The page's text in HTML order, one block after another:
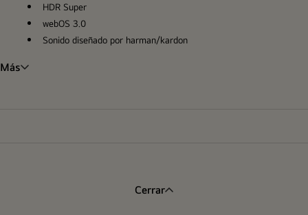
HDR Super
webOS 3.0
Sonido diseñado por harman/kardon
Más
Cerrar